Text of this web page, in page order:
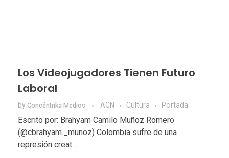
Los Videojugadores Tienen Futuro
Laboral
by Concéntrika Medios ACN Cultura Portada
Escrito por: Brahyam Camilo Muñoz Romero
(@cbrahyam._munoz) Colombia sufre de una
represión creat ...